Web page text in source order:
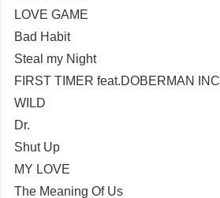
LOVE GAME
Bad Habit
Steal my Night
FIRST TIMER feat.DOBERMAN INC
WILD
Dr.
Shut Up
MY LOVE
The Meaning Of Us